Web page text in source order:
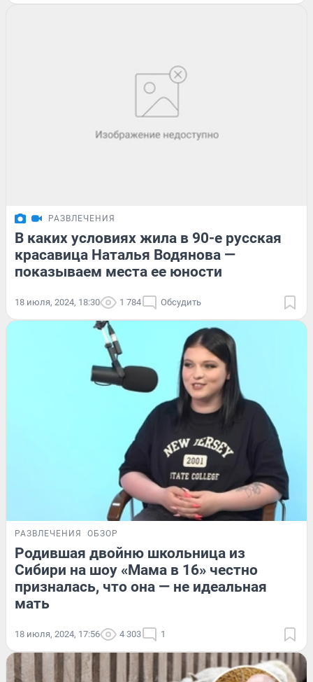
РАЗВЛЕЧЕНИЯ
В каких условиях жила в 90-е русская
красавица Наталья Водянова —
показываем места ее юности
18 июля, 2024, 18:30 1 784 Обсудить
РАЗВЛЕЧЕНИЯ ОБЗОР
Родившая двойню школьница из
Сибири на шоу «Мама в 16» честно
призналась, что она — не идеальная
мать
18 июля, 2024, 17:56 4 303 1